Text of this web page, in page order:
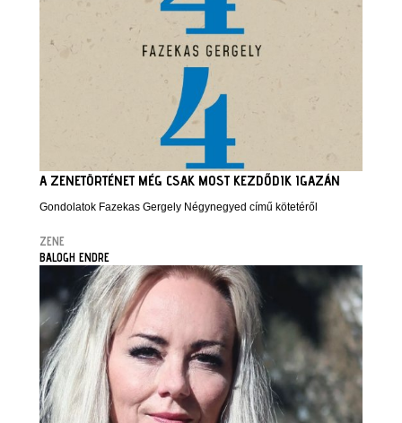
A ZENETÖRTÉNET MÉG CSAK MOST KEZDŐDIK IGAZÁN
Gondolatok Fazekas Gergely Négynegyed című kötetéről
ZENE
BALOGH ENDRE